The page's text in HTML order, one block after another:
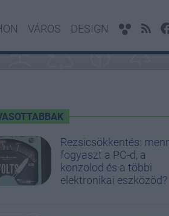
VÁROS DESIGN
Rezsicsökkentés:
fogyaszt a PC-d, a
konzolod és a többi
elektronikai eszközöd?